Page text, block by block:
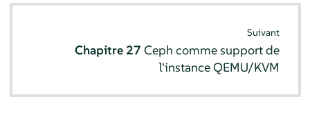
Suivant
Chapitre 27 Ceph comme support de
l'instance QEMU/KVM